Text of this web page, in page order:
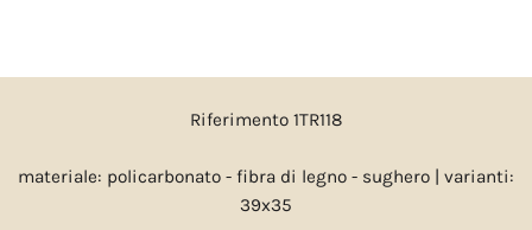
Riferimento 1TR118
materiale: policarbonato - fibra di legno - sughero | varianti:
39x35